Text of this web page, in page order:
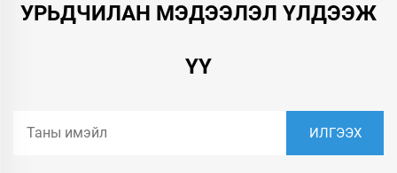
УРЬДЧИЛАН МЭДЭЭЛЭЛ ҮЛДЭЭЖ
ҮҮ